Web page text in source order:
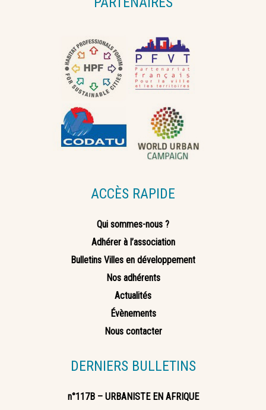
ACCÈS RAPIDE
Qui sommes-nous ?
Adhérer à l’association
Bulletins Villes en développement
Nos adhérents
Actualités
Évènements
Nous contacter
DERNIERS BULLETINS
n°117B – URBANISTE EN AFRIQUE